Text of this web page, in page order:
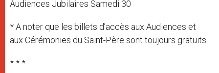
Audiences Jubilaires Samedi 30
* A noter que les billets d’accès aux Audiences et
aux Cérémonies du Saint-Père sont toujours gratuits.
* * *